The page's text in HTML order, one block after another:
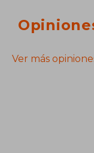
Ver más